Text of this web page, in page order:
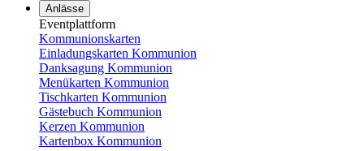
Anlässe
Eventplattform
Kommunionskarten
Einladungskarten Kommunion
Danksagung Kommunion
Menükarten Kommunion
Tischkarten Kommunion
Gästebuch Kommunion
Kerzen Kommunion
Kartenbox Kommunion